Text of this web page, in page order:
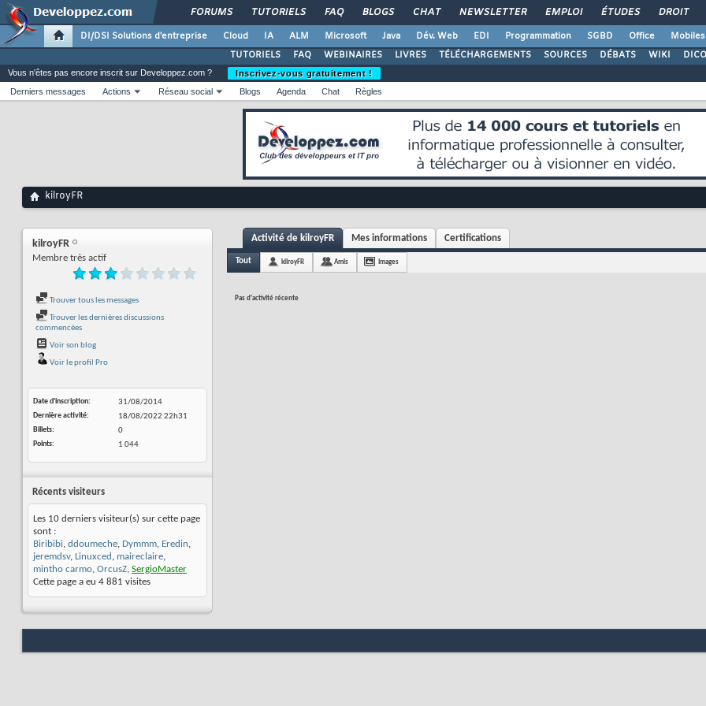
FORUMS TUTORIELS FAQ BLOGS CHAT NEWSLETTER EMPLOI ÉTUDES DROIT
DI/DSI Solutions d'entreprise Cloud IA ALM Microsoft Java Dév. Web EDI Programmation SGBD Office Mobiles
TUTORIELS
FAQ WEBINAIRES LIVRES TÉLÉCHARGEMENTS SOURCES DÉBATS WIKI DICO
Vous n'êtes pas encore inscrit sur Developpez.com ?
Inscrivez-vous gratuitement !
Derniers messages
Actions Réseau social Blogs Agenda Chat Règles
kilroyFR
kilroyFR
Membre très actif
Trouver tous les messages
Trouver les dernières discussions
commencées
Voir son blog
Voir le profil Pro
Date d'inscription
31/08/2014
Dernière activité
18/08/2022 22h31
Billets
0
Points
1 044
Récents visiteurs
Les 10 derniers visiteur(s) sur cette page
sont :
Biribibi, ddoumeche, Dymmm, Eredin,
jeremdsv, Linuxced , maireclaire,
mintho carmo, OrcusZ, SergioMaster
Cette page a eu 4 881 visites
Activité de kilroyFR Mes informations Certifications
Tout kilroyFR Amis Images
Pas d'activité récente